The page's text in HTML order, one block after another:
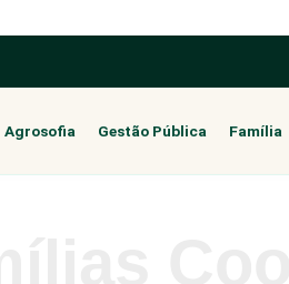
Agrosofia Gestão Pública Família